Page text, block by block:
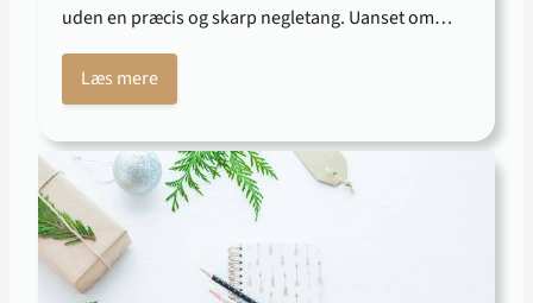
uden en præcis og skarp negletang. Uanset om…
Læs mere